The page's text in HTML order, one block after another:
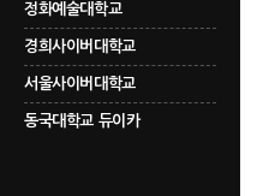
정화예술대학교
경희사이버대학교
서울사이버대학교
동국대학교 듀이카